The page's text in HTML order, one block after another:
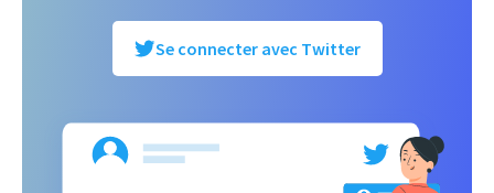
Se connecter avec Twitter